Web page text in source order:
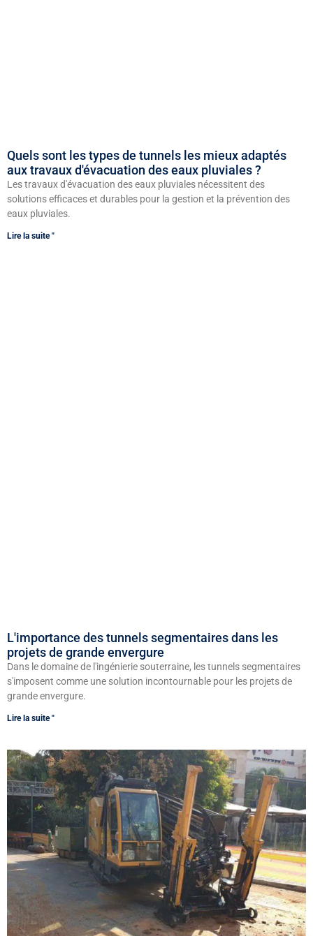
Quels sont les types de tunnels les mieux adaptés
aux travaux d'évacuation des eaux pluviales ?
Les travaux d'évacuation des eaux pluviales nécessitent des
solutions efficaces et durables pour la gestion et la prévention des
eaux pluviales.
Lire la suite "
L'importance des tunnels segmentaires dans les
projets de grande envergure
Dans le domaine de l'ingénierie souterraine, les tunnels segmentaires
s'imposent comme une solution incontournable pour les projets de
grande envergure.
Lire la suite "